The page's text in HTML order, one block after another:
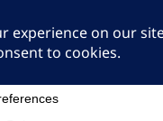
ことも残そ